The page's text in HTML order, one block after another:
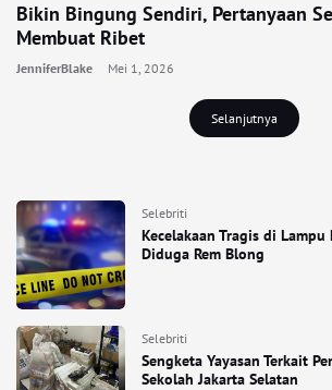
Selebriti
Kecelakaan Tragis di
Diduga Rem Blong
Selebriti
Sengketa Yayasan Terkait
Sekolah Jakarta Selatan
Bikin Bingung Sendiri, Pertanyaan
Membuat Ribet
JenniferBlake Mei 1, 2026
Selanjutnya